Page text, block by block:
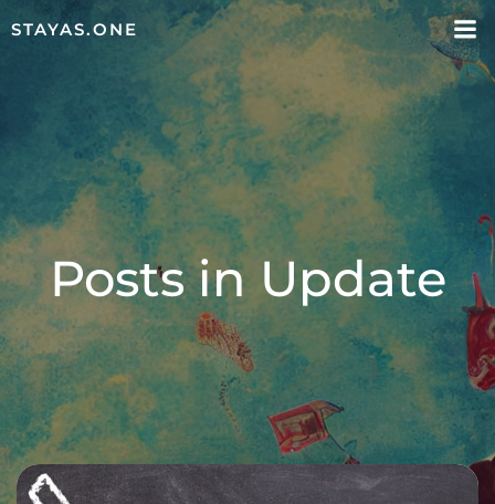
STAYAS.ONE
Posts in Update